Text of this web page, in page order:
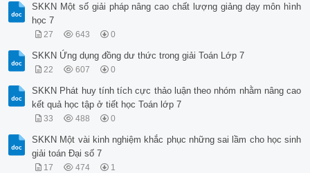
SKKN Một số giải pháp nâng cao chất lượng giảng dạy môn hình
học 7
27 643 0
SKKN Ứng dụng đồng dư thức trong giải Toán Lớp 7
22 607 0
SKKN Phát huy tính tích cực thảo luận theo nhóm nhằm nâng cao
kết quả học tập ở tiết học Toán lớp 7
33 488 0
SKKN Một vài kinh nghiệm khắc phục những sai lầm cho học sinh
giải toán Đại số 7
17 474 1